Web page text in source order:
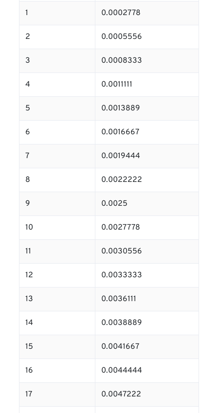
1 0.0002778
2 0.0005556
3 0.0008333
4 0.0011111
5 0.0013889
6 0.0016667
7 0.0019444
8 0.0022222
9 0.0025
10 0.0027778
11 0.0030556
12 0.0033333
13 0.0036111
14 0.0038889
15 0.0041667
16 0.0044444
17 0.0047222